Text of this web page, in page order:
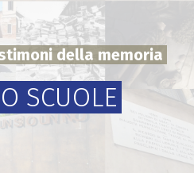
della memoria
SCUOLE